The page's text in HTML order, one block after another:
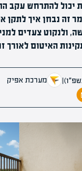
יכול להתרחש עקב
זה נבחן איך לתקן
ולנקוט צעדים
האיטום לאורך
| מערכת אפיק